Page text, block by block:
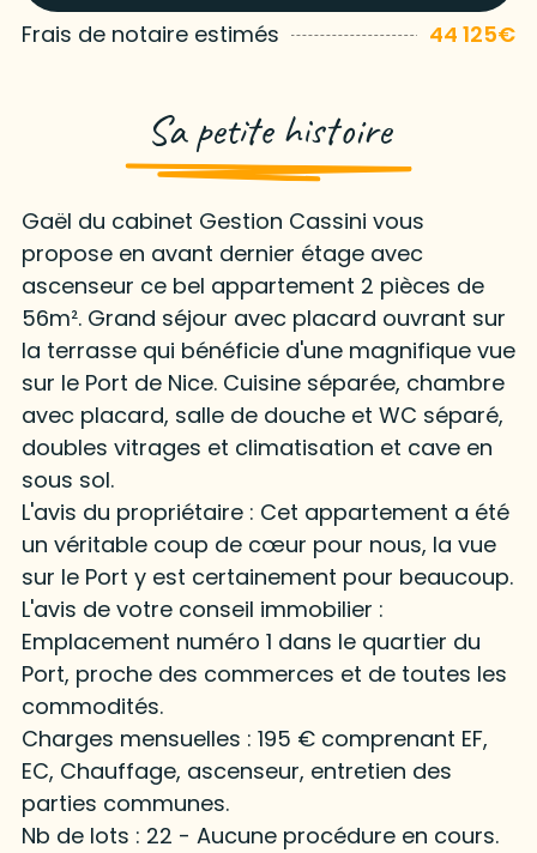
Frais de notaire estimés 44 125€
Sa petite histoire
Gaël du cabinet Gestion Cassini vous
propose en avant dernier étage avec
ascenseur ce bel appartement 2 pièces de
56m². Grand séjour avec placard ouvrant sur
la terrasse qui bénéficie d'une magnifique vue
sur le Port de Nice. Cuisine séparée, chambre
avec placard, salle de douche et WC séparé,
doubles vitrages et climatisation et cave en
sous sol.
L'avis du propriétaire : Cet appartement a été
un véritable coup de cœur pour nous, la vue
sur le Port y est certainement pour beaucoup.
L'avis de votre conseil immobilier :
Emplacement numéro 1 dans le quartier du
Port, proche des commerces et de toutes les
commodités.
Charges mensuelles : 195 € comprenant EF,
EC, Chauffage, ascenseur, entretien des
parties communes.
Nb de lots : 22 - Aucune procédure en cours.